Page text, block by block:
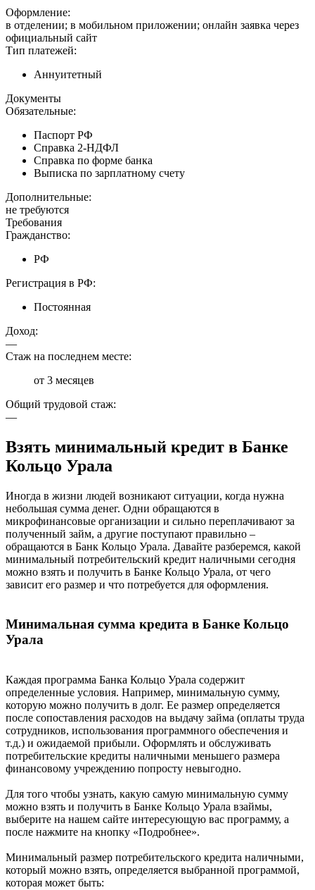
Оформление:
в отделении; в мобильном приложении; онлайн заявка через
официальный сайт
Тип платежей:
Аннуитетный
Документы
Обязательные:
Паспорт РФ
Справка 2-НДФЛ
Справка по форме банка
Выписка по зарплатному счету
Дополнительные:
не требуются
Требования
Гражданство:
РФ
Регистрация в РФ:
Постоянная
Доход:
—
Стаж на последнем месте:
от 3 месяцев
Общий трудовой стаж:
—
Взять минимальный кредит в Банке
Кольцо Урала
Иногда в жизни людей возникают ситуации, когда нужна
небольшая сумма денег. Одни обращаются в
микрофинансовые организации и сильно переплачивают за
полученный займ, а другие поступают правильно –
обращаются в Банк Кольцо Урала. Давайте разберемся, какой
минимальный потребительский кредит наличными сегодня
можно взять и получить в Банке Кольцо Урала, от чего
зависит его размер и что потребуется для оформления.
Минимальная сумма кредита в Банке Кольцо
Урала
Каждая программа Банка Кольцо Урала содержит
определенные условия. Например, минимальную сумму,
которую можно получить в долг. Ее размер определяется
после сопоставления расходов на выдачу займа (оплаты труда
сотрудников, использования программного обеспечения и
т.д.) и ожидаемой прибыли. Оформлять и обслуживать
потребительские кредиты наличными меньшего размера
финансовому учреждению попросту невыгодно.
Для того чтобы узнать, какую самую минимальную сумму
можно взять и получить в Банке Кольцо Урала взаймы,
выберите на нашем сайте интересующую вас программу, а
после нажмите на кнопку «Подробнее».
Минимальный размер потребительского кредита наличными,
который можно взять, определяется выбранной программой,
которая может быть: